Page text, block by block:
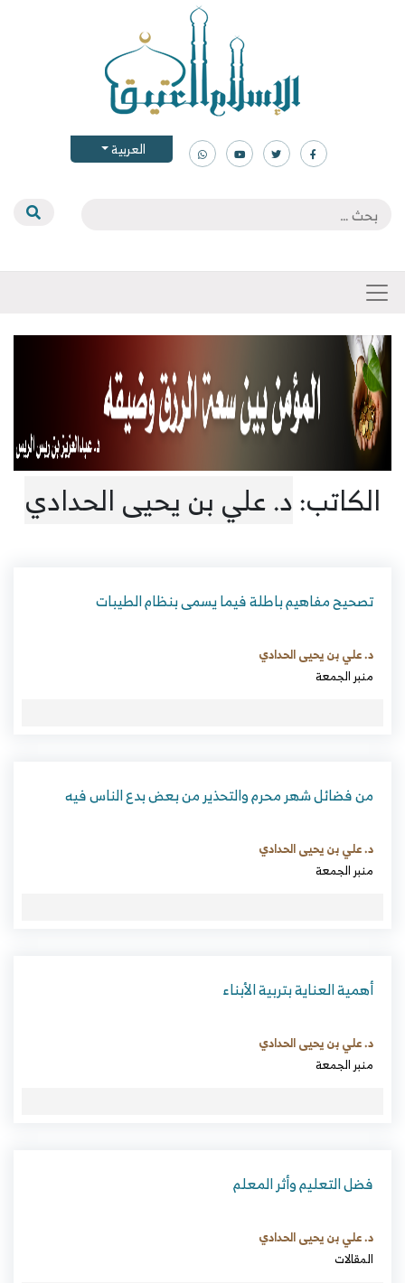
العربية
الكاتب:د. علي بن يحيى الحدادي
تصحيح مفاهيم باطلة فيما يسمى بنظام الطيبات
د. علي بن يحيى الحدادي
منبر الجمعة
من فضائل شهر محرم والتحذير من بعض بدع الناس فيه
د. علي بن يحيى الحدادي
منبر الجمعة
أهمية العناية بتربية الأبناء
د. علي بن يحيى الحدادي
منبر الجمعة
فضل التعليم وأثر المعلم
د. علي بن يحيى الحدادي
المقالات